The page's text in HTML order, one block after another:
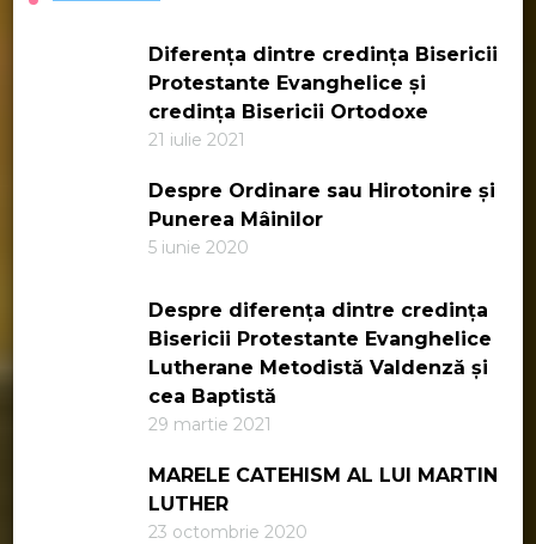
Diferența dintre credința Bisericii
Protestante Evanghelice și
credința Bisericii Ortodoxe
21 iulie 2021
Despre Ordinare sau Hirotonire și
Punerea Mâinilor
5 iunie 2020
Despre diferența dintre credința
Bisericii Protestante Evanghelice
Lutherane Metodistă Valdenză și
cea Baptistă
29 martie 2021
MARELE CATEHISM AL LUI MARTIN
LUTHER
23 octombrie 2020